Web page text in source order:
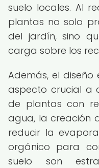
suelo locales. Al
plantas no solo
del jardín, sino
carga sobre los
Además, el
aspecto crucial a
de plantas con
agua, la creación
reducir la
orgánico para
suelo son